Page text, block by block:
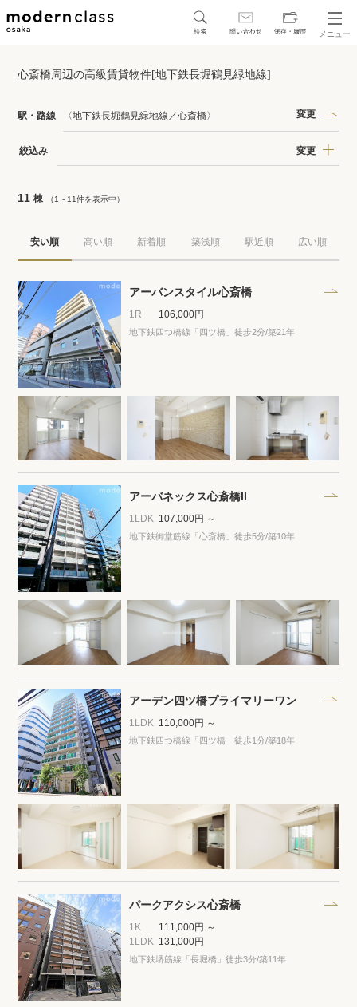
メニュー
アクセスランキング
保存した物件
閲覧履歴
保存した検索条件
店舗・スタッフ紹介
希望条件を伝えてプロに探してもらう
来店予約
各種お問い合わせ
高級賃貸物件コラム modern classについて
高級賃貸物件トピック
プライバシーポリシー クッキーポリシー
商標について
心斎橋周辺の高級賃貸物件[地下鉄長堀鶴見緑地線]
駅・路線 〈地下鉄長堀鶴見緑地線／心斎橋〉 変更
絞込み 変更
11 棟 （1～11件を表示中）
安い順 高い順 新着順 築浅順 駅近順 広い順
アーバンスタイル心斎橋
1R 106,000円
地下鉄四つ橋線「四ツ橋」徒歩2分/築21年
アーバネックス心斎橋II
1LDK 107,000円 ～
地下鉄御堂筋線「心斎橋」徒歩5分/築10年
アーデン四ツ橋プライマリーワン
1LDK 110,000円 ～
地下鉄四つ橋線「四ツ橋」徒歩1分/築18年
パークアクシス心斎橋
1K
111,000円 ～
1LDK 131,000円
地下鉄堺筋線「長堀橋」徒歩3分/築11年